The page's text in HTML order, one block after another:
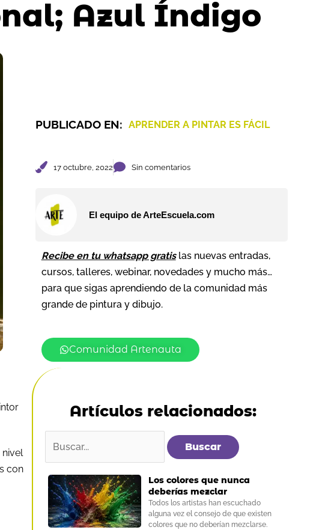
Azul Índigo
PUBLICADO EN: APRENDER A PINTAR ES FÁCIL
17 octubre, 2022 Sin comentarios
El equipo de ArteEscuela.com
Recibe en tu whatsapp gratislas nuevas entradas,
cursos, talleres, webinar, novedades y mucho más…
para que sigas aprendiendo de la comunidad más
grande de pintura y dibujo.
Comunidad Artenauta
nivel
con
Artículos relacionados:
Los colores que nunca
deberías mezclar
Todos los artistas han escuchado
alguna vez el consejo de que existen
colores que no deberían mezclarse.